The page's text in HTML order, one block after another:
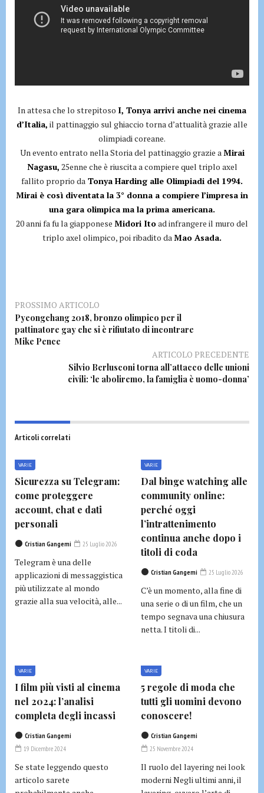
In attesa che lo strepitoso I, Tonya arrivi anche nei cinema
d’Italia, il pattinaggio sul ghiaccio torna d’attualità grazie alle
olimpiadi coreane.
Un evento entrato nella Storia del pattinaggio grazie aMirai
Nagasu, 25enne che è riuscita a compiere quel triplo axel
fallito proprio da Tonya Harding alle Olimpiadi del 1994.
Mirai è così diventata la 3° donna a compiere l’impresa in
una gara olimpica ma la prima americana.
20 anni fa fu la giapponese Midori Itoad infrangere il muro del
triplo axel olimpico, poi ribadito daMao Asada.
PROSSIMO ARTICOLO
Pyeongchang 2018, bronzo olimpico per il
pattinatore gay che si è rifiutato di incontrare
Mike Pence
ARTICOLO PRECEDENTE
Silvio Berlusconi torna all’attacco delle unioni
civili: ‘le aboliremo, la famiglia è uomo-donna’
Articoli correlati
VARIE
Sicurezza su Telegram:
come proteggere
account, chat e dati
personali
Cristian Gangemi 25 Luglio 2026
Telegram è una delle
applicazioni di messaggistica
più utilizzate al mondo
grazie alla sua velocità, alle...
VARIE
Dal binge watching alle
community online:
perché oggi
l’intrattenimento
continua anche dopo i
titoli di coda
Cristian Gangemi 25 Luglio 2026
C’è un momento, alla fine di
una serie o di un film, che un
tempo segnava una chiusura
netta. I titoli di...
VARIE
I film più visti al cinema
nel 2024: l’analisi
completa degli incassi
Cristian Gangemi
19 Dicembre 2024
Se state leggendo questo
articolo sarete
VARIE
5 regole di moda che
tutti gli uomini devono
conoscere!
Cristian Gangemi
25 Novembre 2024
Il ruolo del layering nei look
moderni Negli ultimi anni, il